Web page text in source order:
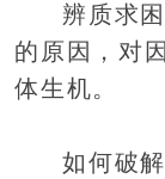
辨质求
的原因，对
体生机。
如何破